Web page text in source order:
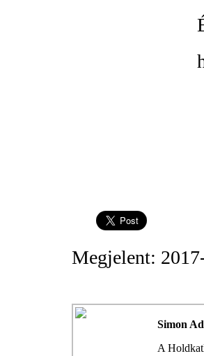
Megjelent:
Simon
A